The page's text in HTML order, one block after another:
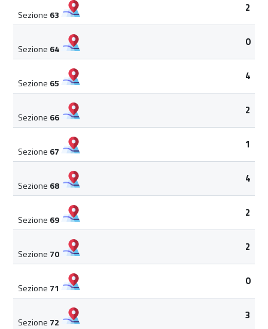
Sezione 63
2
Sezione 64
0
Sezione 65
4
Sezione 66
2
Sezione 67
1
Sezione 68
4
Sezione 69
2
Sezione 70
2
Sezione 71
0
Sezione 72
3